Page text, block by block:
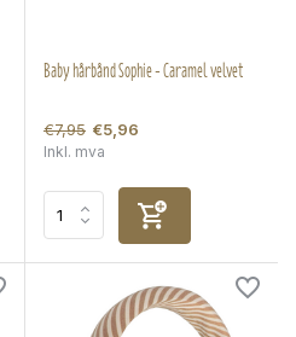
Baby hårbånd Sophie - Caramel velvet
€7,95 €5,96
Inkl. mva